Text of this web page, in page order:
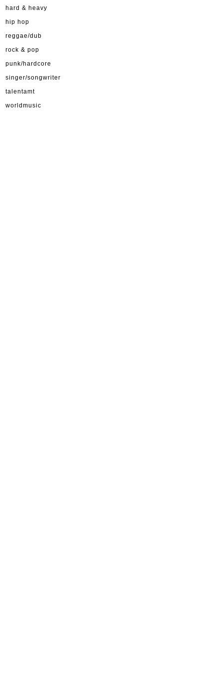
hard & heavy
hip hop
reggae/dub
rock & pop
punk/hardcore
singer/songwriter
talentamt
worldmusic